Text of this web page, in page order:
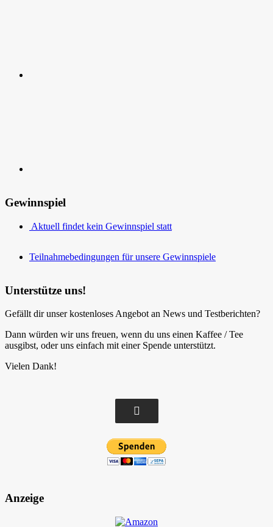
Gewinnspiel
Aktuell findet kein Gewinnspiel statt
Teilnahmebedingungen für unsere Gewinnspiele
Unterstütze uns!
Gefällt dir unser kostenloses Angebot an News und Testberichten?
Dann würden wir uns freuen, wenn du uns einen Kaffee / Tee
ausgibst, oder uns einfach mit einer Spende unterstützt.
Vielen Dank!
Anzeige